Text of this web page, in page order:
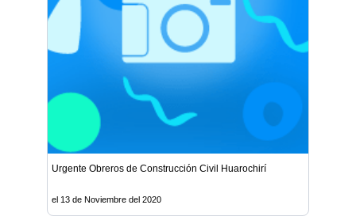
Urgente Obreros de Construcción Civil Huarochirí
el 13 de Noviembre del 2020